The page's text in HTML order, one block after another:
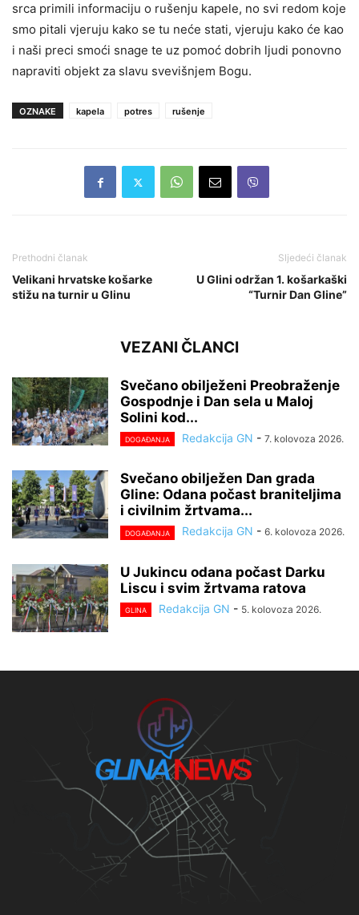
srca primili informaciju o rušenju kapele, no svi redom koje
smo pitali vjeruju kako se tu neće stati, vjeruju kako će kao
i naši preci smoći snage te uz pomoć dobrih ljudi ponovno
napraviti objekt za slavu svevišnjem Bogu.
OZNAKE kapela potres rušenje
Prethodni članak
Velikani hrvatske košarke
stižu na turnir u Glinu
Sljedeći članak
U Glini održan 1. košarkaški
“Turnir Dan Gline”
VEZANI ČLANCI
Svečano obilježeni Preobraženje
Gospodnje i Dan sela u Maloj
Solini kod...
DOGAĐANJA Redakcija GN - 7. kolovoza 2026.
Svečano obilježen Dan grada
Gline: Odana počast braniteljima
i civilnim žrtvama...
DOGAĐANJA Redakcija GN - 6. kolovoza 2026.
U Jukincu odana počast Darku
Liscu i svim žrtvama ratova
GLINA Redakcija GN - 5. kolovoza 2026.